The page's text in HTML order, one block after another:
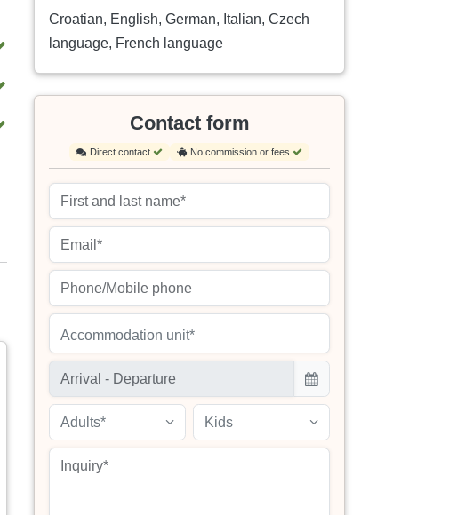
Croatian, English, German, Italian, Czech
language, French language
Contact form
Direct contact No commission or fees
Accommodation unit*
Adults* Kids